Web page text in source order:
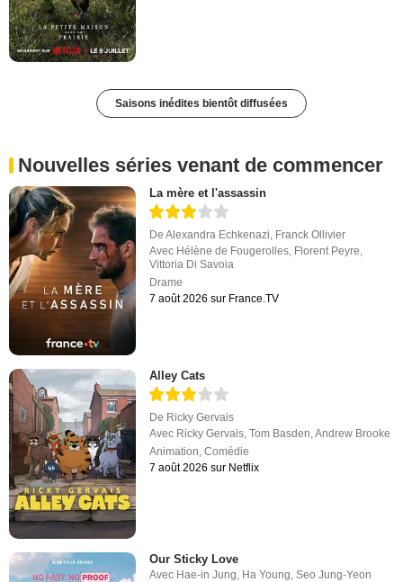
Saisons inédites bientôt diffusées
Nouvelles séries venant de commencer
La mère et l'assassin
DeAlexandra Echkenazi, Franck Ollivier
Avec Hélène de Fougerolles, Florent Peyre,
Vittoria Di Savoia
Drame
7 août 2026 sur France.TV
Alley Cats
De Ricky Gervais
Avec Ricky Gervais,Tom Basden,Andrew Brooke
Animation,Comédie
7 août 2026 sur Netflix
Our Sticky Love
Avec Hae-in Jung Ha Young ,Seo Jung-Yeon